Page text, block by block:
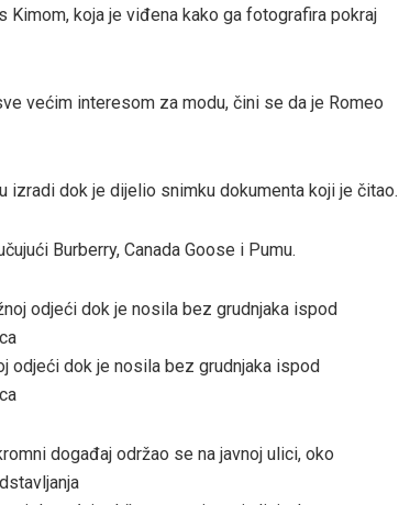
Kimom, koja je viđena kako ga fotografira pokraj
većim interesom za modu, čini se da je Romeo
dok je dijelio snimku dokumenta koji je čitao.
Burberry, Canada Goose i Pumu.
odjeći dok je nosila bez grudnjaka ispod